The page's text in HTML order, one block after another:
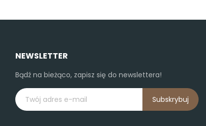
NEWSLETTER
Bądź na bieżąco, zapisz się do newslettera!
Subskrybuj